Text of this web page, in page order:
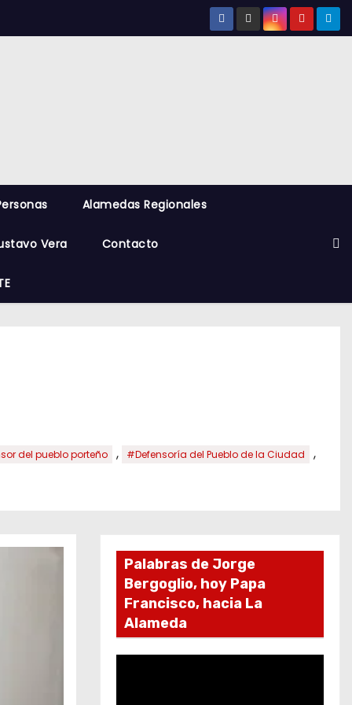
Alamedas Regionales
Vera Contacto
del pueblo porteño , #Defensoría del Pueblo de la Ciudad ,
Palabras de Jorge
Bergoglio, hoy Papa
Francisco, hacia La
Alameda